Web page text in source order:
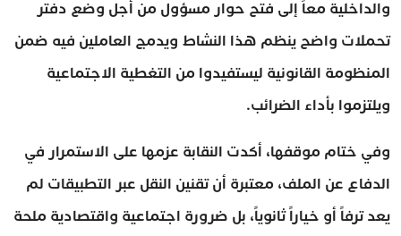
والداخلية معاً إلى فتح حوار مسؤول من أجل وضع دفتر
تحملات واضح ينظم هذا النشاط ويدمج العاملين فيه ضمن
المنظومة القانونية ليستفيدوا من التغطية الاجتماعية
ويلتزموا بأداء الضرائب.
وفي ختام موقفها، أكدت النقابة عزمها على الاستمرار في
الدفاع عن الملف، معتبرة أن تقنين النقل عبر التطبيقات لم
يعد ترفاً أو خياراً ثانوياً، بل ضرورة اجتماعية واقتصادية ملحة